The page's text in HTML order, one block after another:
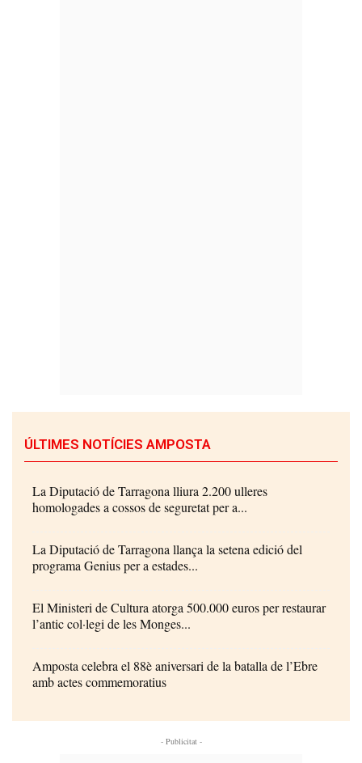
ÚLTIMES NOTÍCIES AMPOSTA
La Diputació de Tarragona lliura 2.200 ulleres
homologades a cossos de seguretat per a...
La Diputació de Tarragona llança la setena edició del
programa Genius per a estades...
El Ministeri de Cultura atorga 500.000 euros per restaurar
l’antic col·legi de les Monges...
Amposta celebra el 88è aniversari de la batalla de l’Ebre
amb actes commemoratius
- Publicitat -